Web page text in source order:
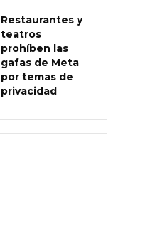
Restaurantes y
teatros
prohíben las
gafas de Meta
por temas de
privacidad